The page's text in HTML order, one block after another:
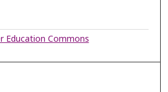
Education Commons